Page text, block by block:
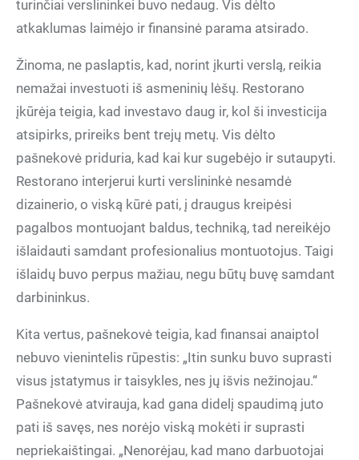
turinčiai verslininkei buvo nedaug. Vis dėlto
atkaklumas laimėjo ir finansinė parama atsirado.
Žinoma, ne paslaptis, kad, norint įkurti verslą, reikia
nemažai investuoti iš asmeninių lėšų. Restorano
įkūrėja teigia, kad investavo daug ir, kol ši investicija
atsipirks, prireiks bent trejų metų. Vis dėlto
pašnekovė priduria, kad kai kur sugebėjo ir sutaupyti.
Restorano interjerui kurti verslininkė nesamdė
dizainerio, o viską kūrė pati, į draugus kreipėsi
pagalbos montuojant baldus, techniką, tad nereikėjo
išlaidauti samdant profesionalius montuotojus. Taigi
išlaidų buvo perpus mažiau, negu būtų buvę samdant
darbininkus.
Kita vertus, pašnekovė teigia, kad finansai anaiptol
nebuvo vienintelis rūpestis: „Itin sunku buvo suprasti
visus įstatymus ir taisykles, nes jų išvis nežinojau.“
Pašnekovė atvirauja, kad gana didelį spaudimą juto
pati iš savęs, nes norėjo viską mokėti ir suprasti
nepriekaištingai. „Nenorėjau, kad mano darbuotojai